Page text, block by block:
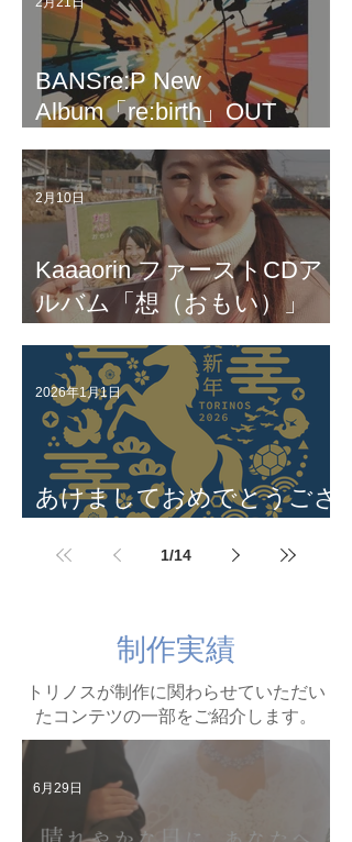
田友紀＆ミュージカル俳優
清水ゆき｜歌詞入りムービ
ー｜作・編曲 code"M" MAKI
BANSre:P New
Album「re:birth」OUT
NOW!!
Kaaaorin ファーストCDア
ルバム「想（おもい）」
2月10日
あけましておめでとうござ
2026年1月1日
1/14
制作実績
トリノスが制作に関わらせていただい
たコンテツの一部をご紹介します。
6月29日